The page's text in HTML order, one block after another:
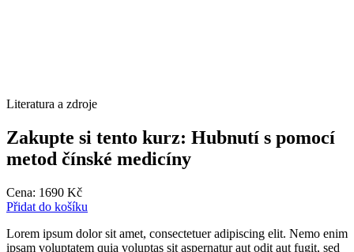
Literatura a zdroje
Zakupte si tento kurz: Hubnutí s pomocí
metod čínské medicíny
Cena: 1690 Kč
Přidat do košíku
Lorem ipsum dolor sit amet, consectetuer adipiscing elit. Nemo enim
ipsam voluptatem quia voluptas sit aspernatur aut odit aut fugit, sed